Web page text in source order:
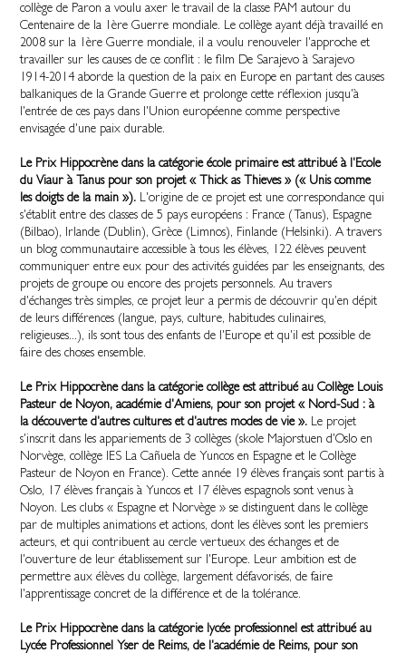
collège de Paron a voulu axer le travail de la classe PAM autour du
Centenaire de la 1ère Guerre mondiale. Le collège ayant déjà travaillé en
2008 sur la 1ère Guerre mondiale, il a voulu renouveler l'approche et
travailler sur les causes de ce conflit : le film De Sarajevo à Sarajevo
1914-2014 aborde la question de la paix en Europe en partant des causes
balkaniques de la Grande Guerre et prolonge cette réflexion jusqu'à
l'entrée de ces pays dans l'Union européenne comme perspective
envisagée d'une paix durable.
Le Prix Hippocrène dans la catégorie école primaire est attribué à l'Ecole
du Viaur à Tanus pour son projet « Thick as Thieves » (« Unis comme
les doigts de la main »). L'origine de ce projet est une correspondance qui
s'établit entre des classes de 5 pays européens : France (Tanus), Espagne
(Bilbao), Irlande (Dublin), Grèce (Limnos), Finlande (Helsinki). A travers
un blog communautaire accessible à tous les élèves, 122 élèves peuvent
communiquer entre eux pour des activités guidées par les enseignants, des
projets de groupe ou encore des projets personnels. Au travers
d'échanges très simples, ce projet leur a permis de découvrir qu'en dépit
de leurs différences (langue, pays, culture, habitudes culinaires,
religieuses...), ils sont tous des enfants de l'Europe et qu'il est possible de
faire des choses ensemble.
Le Prix Hippocrène dans la catégorie collège est attribué au Collège Louis
Pasteur de Noyon, académie d'Amiens, pour son projet « Nord-Sud : à
la découverte d'autres cultures et d'autres modes de vie ». Le projet
s'inscrit dans les appariements de 3 collèges (skole Majorstuen d'Oslo en
Norvège, collège IES La Cañuela de Yuncos en Espagne et le Collège
Pasteur de Noyon en France). Cette année 19 élèves français sont partis à
Oslo, 17 élèves français à Yuncos et 17 élèves espagnols sont venus à
Noyon. Les clubs « Espagne et Norvège » se distinguent dans le collège
par de multiples animations et actions, dont les élèves sont les premiers
acteurs, et qui contribuent au cercle vertueux des échanges et de
l'ouverture de leur établissement sur l'Europe. Leur ambition est de
permettre aux élèves du collège, largement défavorisés, de faire
l'apprentissage concret de la différence et de la tolérance.
Le Prix Hippocrène dans la catégorie lycée professionnel est attribué au
Lycée Professionnel Yser de Reims, de l'académie de Reims, pour son